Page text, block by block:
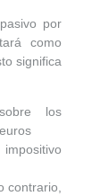
por
como
significa
los
impositivo
contrario,